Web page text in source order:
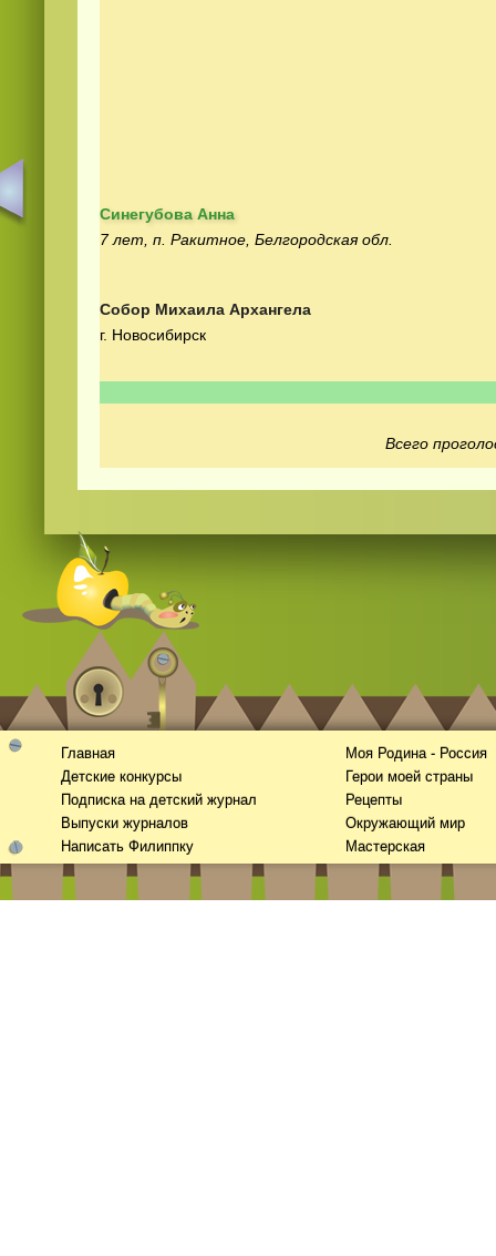
Синегубова Анна
7 лет, п. Ракитное, Белгородская обл.
Собор Михаила Архангела
г. Новосибирск
Всего
Главная
Детские конкурсы
Подписка на детский журнал
Выпуски журналов
Написать Филиппку
Моя Родина - Россия
Герои моей страны
Рецепты
Окружающий мир
Мастерская